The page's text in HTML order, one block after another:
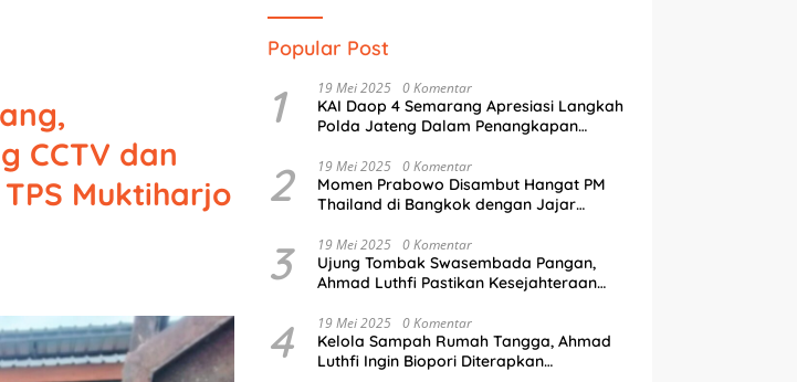
CCTV dan
Muktiharjo
Popular Post
1 19 Mei 2025 0 Komentar
KAI Daop 4 Semarang Apresiasi Langkah
Polda Jateng Dalam Penangkapan
Perusahaan
2 19 Mei 2025 0 Komentar
Momen Prabowo Disambut Hangat PM
Thailand di Bangkok dengan Jajar
3 19 Mei 2025 0 Komentar
Ujung Tombak Swasembada Pangan,
Ahmad Luthfi Pastikan Kesejahteraan
4 19 Mei 2025 0 Komentar
Kelola Sampah Rumah Tangga, Ahmad
Luthfi Ingin Biopori Diterapkan